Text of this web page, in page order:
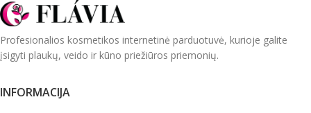
Profesionalios kosmetikos internetinė parduotuvė, kurioje galite
įsigyti plaukų, veido ir kūno priežiūros priemonių.
INFORMACIJA